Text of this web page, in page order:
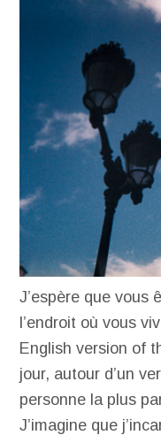
J’espère que vous
l’endroit où vous
English version of
jour, autour d’un
personne la plus
J’imagine que